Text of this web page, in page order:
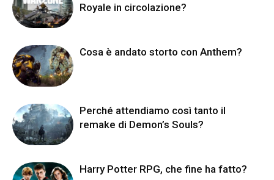
Royale in circolazione?
Cosa è andato storto con Anthem?
Perché attendiamo così tanto il
remake di Demon’s Souls?
Harry Potter RPG, che fine ha fatto?